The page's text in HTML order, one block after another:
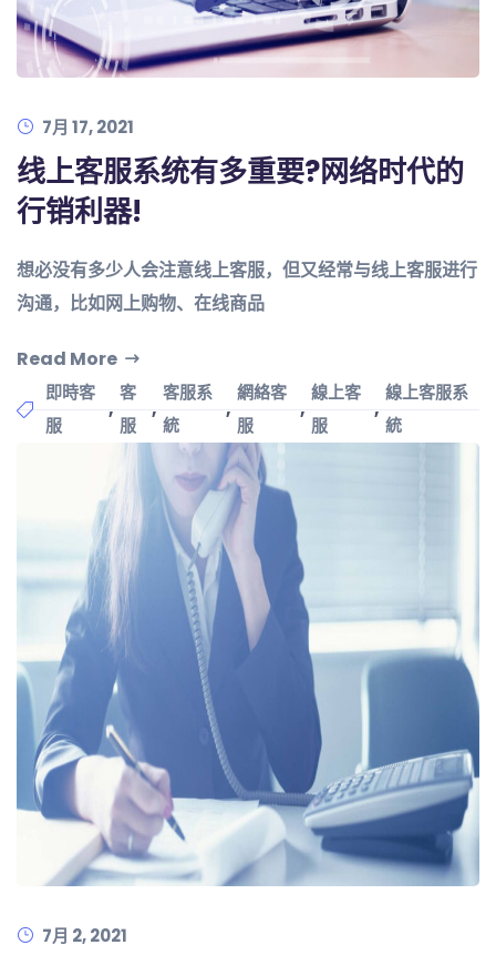
7月 17, 2021
线上客服系统有多重要?网络时代的
行销利器!
想必没有多少人会注意线上客服，但又经常与线上客服进行
沟通，比如网上购物、在线商品
Read More
即時客
服
,
客
服
,
客服系
統
,
網絡客
服
,
線上客
服
,
線上客服系
統
7月 2, 2021